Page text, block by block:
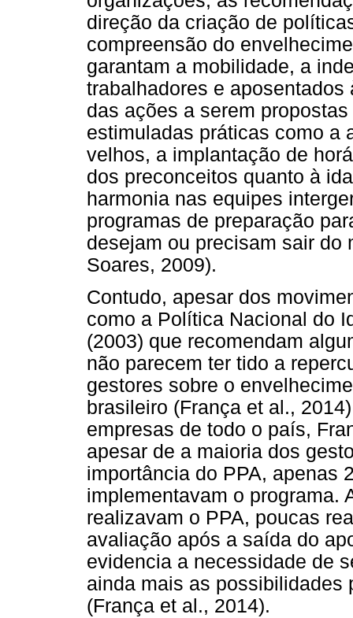
direção da criação de
compreensão do
garantam a mobilidade, a
trabalhadores e
das ações a serem
estimuladas práticas como a
velhos, a implantação de
dos preconceitos quanto à
harmonia nas equipes
programas de preparação
desejam ou precisam sair do
Soares, 2009).
Contudo, apesar dos
como a Política Nacional do
(2003) que recomendam
não parecem ter tido a
gestores sobre o
brasileiro (França et al.,
empresas de todo o país,
apesar de a maioria dos
importância do PPA, apenas
implementavam o programa.
realizavam o PPA, poucas
avaliação após a saída do
evidencia a necessidade de
ainda mais as possibilidades
(França et al., 2014).